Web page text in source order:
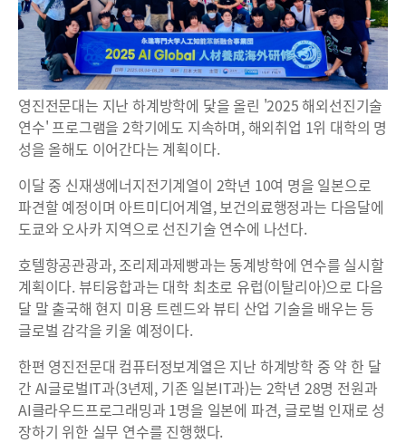
영진전문대는 지난 하계방학에 닻을 올린 '2025 해외선진기술
연수' 프로그램을 2학기에도 지속하며, 해외취업 1위 대학의 명
성을 올해도 이어간다는 계획이다.
이달 중 신재생에너지전기계열이 2학년 10여 명을 일본으로
파견할 예정이며 아트미디어계열, 보건의료행정과는 다음달에
도쿄와 오사카 지역으로 선진기술 연수에 나선다.
호텔항공관광과, 조리제과제빵과는 동계방학에 연수를 실시할
계획이다. 뷰티융합과는 대학 최초로 유럽(이탈리아)으로 다음
달 말 출국해 현지 미용 트렌드와 뷰티 산업 기술을 배우는 등
글로벌 감각을 키울 예정이다.
한편 영진전문대 컴퓨터정보계열은 지난 하계방학 중 약 한 달
간 AI글로벌IT과(3년제, 기존 일본IT과)는 2학년 28명 전원과
AI클라우드프로그래밍과 1명을 일본에 파견, 글로벌 인재로 성
장하기 위한 실무 연수를 진행했다.